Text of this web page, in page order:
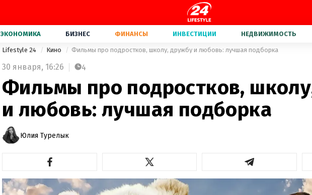
ЭКОНОМИКА БИЗНЕС ФИНАНСЫ ИНВЕСТИЦИИ НЕДВИЖИМОСТЬ
Lifestyle 24 Кино Фильмы про подростков, школу, дружбу и любовь: лучшая подборка
30 января, 16:26 4
Фильмы про подростков,
и любовь: лучшая подборка
Юлия Турелык